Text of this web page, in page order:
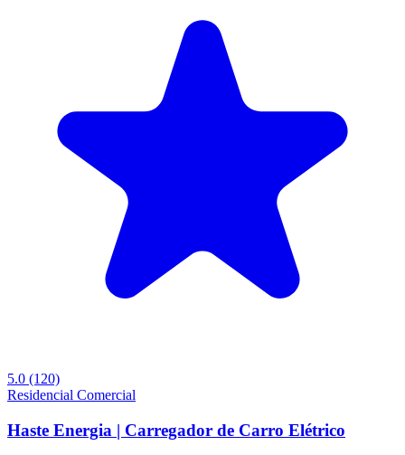
5.0 (120)
Residencial Comercial
Haste Energia | Carregador de Carro Elétrico